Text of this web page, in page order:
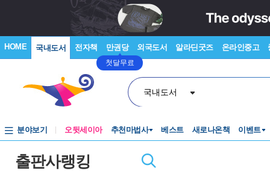
HOME 국내도서 전자책 만권당
첫달무료
외국도서 알라딘굿즈 온라인중고
국내도서
분야보기 오뒷세이아 추천마법사 베스트 새로나온책 이벤트
출판사랭킹